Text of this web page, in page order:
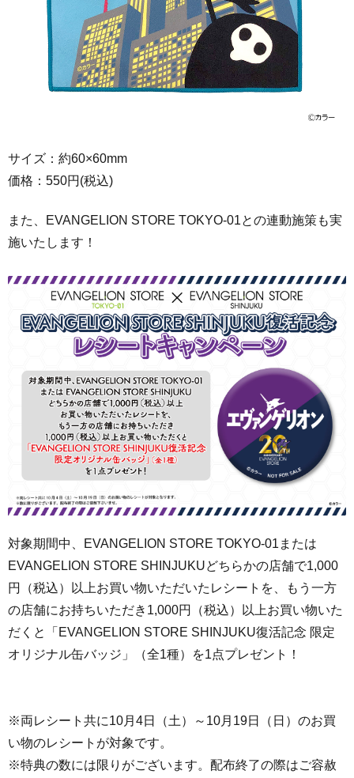
サイズ：約60×60mm
価格：550円(税込)
また、EVANGELION STORE TOKYO-01との連動施策も実
施いたします！
対象期間中、EVANGELION STORE TOKYO-01または
EVANGELION STORE SHINJUKUどちらかの店舗で1,000
円（税込）以上お買い物いただいたレシートを、もう一方
の店舗にお持ちいただき1,000円（税込）以上お買い物いた
だくと「EVANGELION STORE SHINJUKU復活記念 限定
オリジナル缶バッジ」（全1種）を1点プレゼント！
※両レシート共に10月4日（土）～10月19日（日）のお買
い物のレシートが対象です。
※特典の数には限りがございます。配布終了の際はご容赦